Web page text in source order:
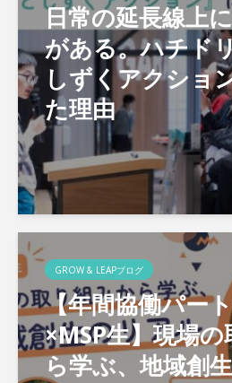
日常の延長線上
がある。ハチド
しずくアクショ
た理由
GROW & LEAPブログ
【年間協働パー
×MSP生】現場
ら学ぶ、地域創